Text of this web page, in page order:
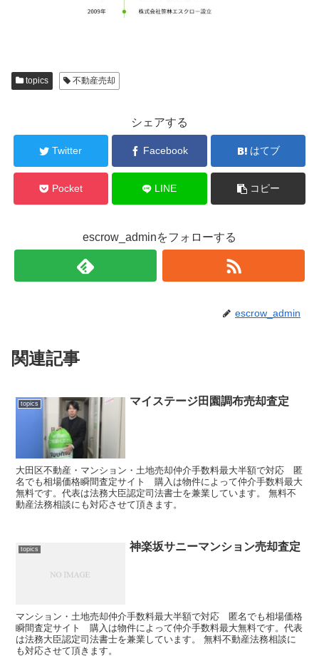
topics 不動産売却
シェアする
Twitter Facebook はてブ
Pocket LINE コピー
escrow_adminをフォローする
escrow_admin
関連記事
topics マイステージ田園調布売却査定
大田区不動産・マンション・土地売却仲介手数料最大半額で対応 匿
名でも相場価格瞬間査定サイト 購入は物件によって仲介手数料最大
無料です。代表は法務大臣認定司法書士を兼業しています。 無料不
動産法務相談にも対応させて頂きます。
topics 神楽坂サニーマンション売却査定
マンション・土地売却仲介手数料最大半額で対応 匿名でも相場価格
瞬間査定サイト 購入は物件によって仲介手数料最大無料です。代表
は法務大臣認定司法書士を兼業しています。 無料不動産法務相談に
も対応させて頂きます。